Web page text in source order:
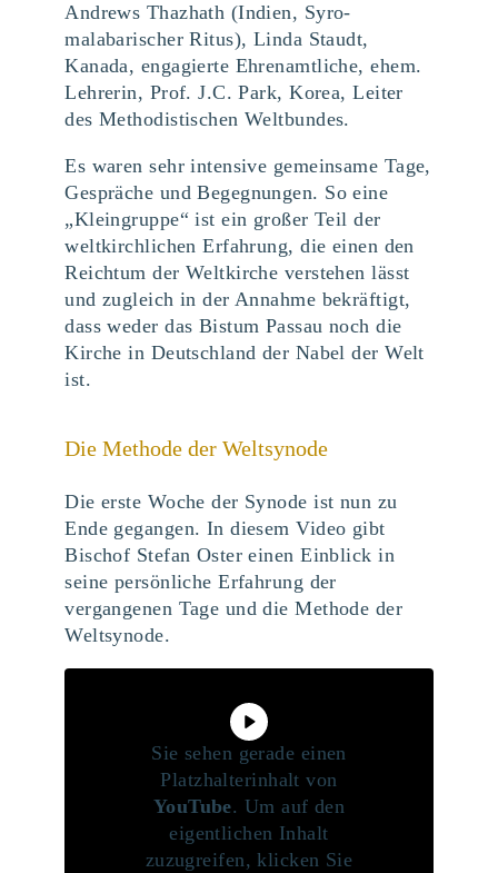
Andrews Thazhath (Indien, Syro-
malabarischer Ritus), Linda Staudt,
Kanada, engagierte Ehrenamtliche, ehem.
Lehrerin, Prof. J.C. Park, Korea, Leiter
des Methodistischen Weltbundes.
Es waren sehr intensive gemeinsame Tage,
Gespräche und Begegnungen. So eine
„Kleingruppe“ ist ein großer Teil der
weltkirchlichen Erfahrung, die einen den
Reichtum der Weltkirche verstehen lässt
und zugleich in der Annahme bekräftigt,
dass weder das Bistum Passau noch die
Kirche in Deutschland der Nabel der Welt
ist.
Die Methode der Weltsynode
Die erste Woche der Synode ist nun zu
Ende gegangen. In diesem Video gibt
Bischof Stefan Oster einen Einblick in
seine persönliche Erfahrung der
vergangenen Tage und die Methode der
Weltsynode.
Sie sehen gerade einen
Platzhalterinhalt von
YouTube. Um auf den
eigentlichen Inhalt
zuzugreifen, klicken Sie